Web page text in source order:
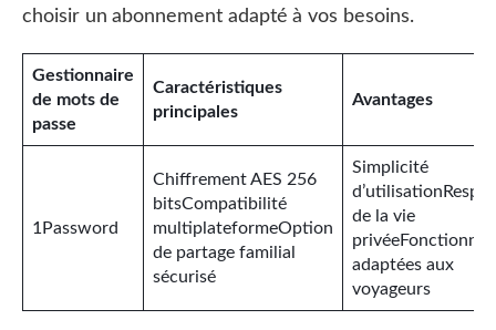
choisir un abonnement adapté à vos besoins.
Gestionnaire
de mots de
passe
Caractéristiques
principales
Avantages
1Password
Chiffrement AES 256
bitsCompatibilité
multiplateformeOption
de partage familial
sécurisé
Simplicité
de la vie
adaptées aux
voyageurs